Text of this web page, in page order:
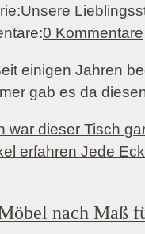
Unsere
0 Kommentare
einigen Jahren
gab es da
war dieser Tisch
nach Maß